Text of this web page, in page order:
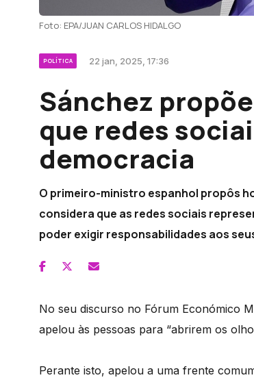
Foto: EPA/JUAN CARLOS HIDALGO
POLÍTICA 22 jan, 2025, 17:36
Sánchez
que redes
democracia
O primeiro-ministro espanhol propôs
considera que as redes sociais
poder exigir responsabilidades aos
No seu discurso no Fórum Económico
apelou às pessoas para “abrirem os
Perante isto, apelou a uma frente